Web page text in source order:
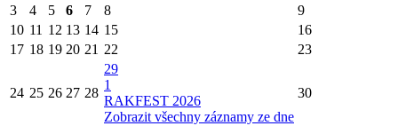
3 4 5 6 7 8
9
10 11 12 13 14 15
16
17 18 19 20 21 22 23
24 25 26 27 28
29
1
RAKFEST 2026
Zobrazit všechny záznamy ze dne
30